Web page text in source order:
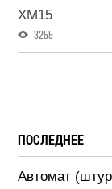
XM15
3255
ПОСЛЕДНЕЕ
Автомат